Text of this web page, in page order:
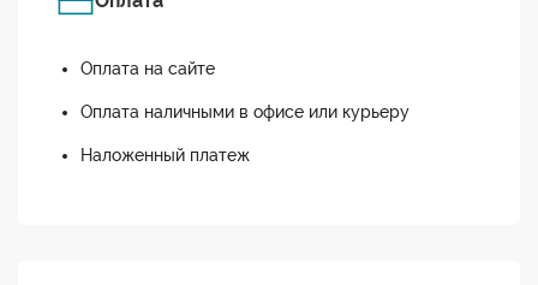
Оплата на сайте
Оплата наличными в офисе или курьеру
Наложенный платеж